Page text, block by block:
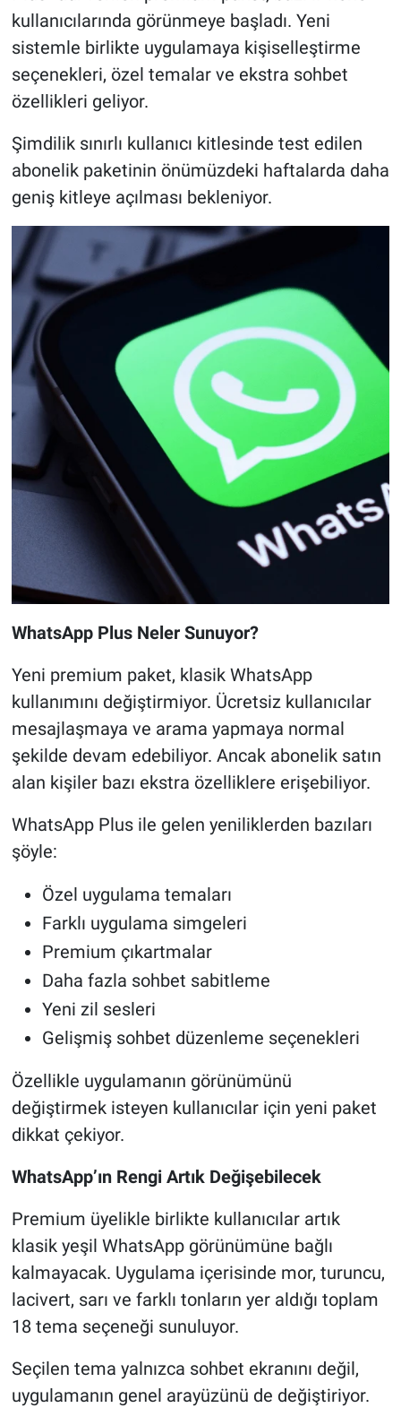
kullanıcılarında görünmeye başladı. Yeni
sistemle birlikte uygulamaya kişiselleştirme
seçenekleri, özel temalar ve ekstra sohbet
özellikleri geliyor.
Şimdilik sınırlı kullanıcı kitlesinde test edilen
abonelik paketinin önümüzdeki haftalarda daha
geniş kitleye açılması bekleniyor.
WhatsApp Plus Neler Sunuyor?
Yeni premium paket, klasik WhatsApp
kullanımını değiştirmiyor. Ücretsiz kullanıcılar
mesajlaşmaya ve arama yapmaya normal
şekilde devam edebiliyor. Ancak abonelik satın
alan kişiler bazı ekstra özelliklere erişebiliyor.
WhatsApp Plus ile gelen yeniliklerden bazıları
şöyle:
Özel uygulama temaları
Farklı uygulama simgeleri
Premium çıkartmalar
Daha fazla sohbet sabitleme
Yeni zil sesleri
Gelişmiş sohbet düzenleme seçenekleri
Özellikle uygulamanın görünümünü
değiştirmek isteyen kullanıcılar için yeni paket
dikkat çekiyor.
WhatsApp’ın Rengi Artık Değişebilecek
Premium üyelikle birlikte kullanıcılar artık
klasik yeşil WhatsApp görünümüne bağlı
kalmayacak. Uygulama içerisinde mor, turuncu,
lacivert, sarı ve farklı tonların yer aldığı toplam
18 tema seçeneği sunuluyor.
Seçilen tema yalnızca sohbet ekranını değil,
uygulamanın genel arayüzünü de değiştiriyor.